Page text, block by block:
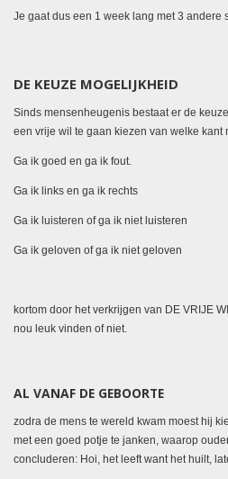
Je gaat dus een 1 week lang met 3 andere
DE KEUZE MOGELIJKHEID
Sinds mensenheugenis bestaat er de
een vrije wil te gaan kiezen van welke kant
Ga ik goed en ga ik fout.
Ga ik links en ga ik rechts
Ga ik luisteren of ga ik niet luisteren
Ga ik geloven of ga ik niet geloven
kortom door het verkrijgen van DE VRIJE
nou leuk vinden of niet.
AL VANAF DE GEBOORTE
zodra de mens te wereld kwam moest hij
met een goed potje te janken, waarop
concluderen: Hoi, het leeft want het huilt,